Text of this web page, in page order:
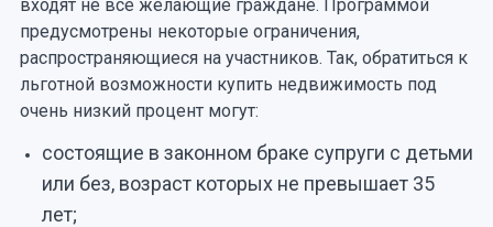
входят не все желающие граждане. Программой
предусмотрены некоторые ограничения,
распространяющиеся на участников. Так, обратиться к
льготной возможности купить недвижимость под
очень низкий процент могут:
состоящие в законном браке супруги с детьми
или без, возраст которых не превышает 35
лет;